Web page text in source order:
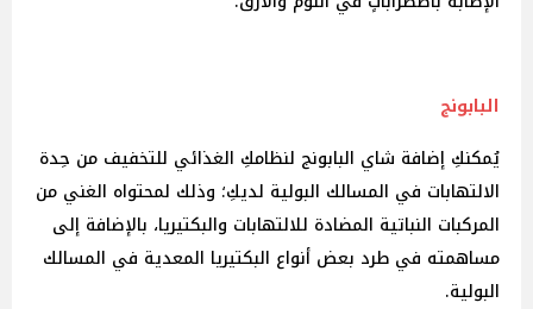
البابونج
يُمكنكِ إضافة شاي البابونج لنظامكِ الغذائي للتخفيف من حِدة
الالتهابات في المسالك البولية لديكِ؛ وذلك لمحتواه الغني من
المركبات النباتية المضادة للالتهابات والبكتيريا، بالإضافة إلى
مساهمته في طرد بعض أنواع البكتيريا المعدية في المسالك
البولية.